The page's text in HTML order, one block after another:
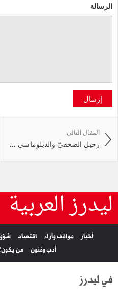
الرسالة
إرسال
المقال التالي
رحيل الصحفيّ والدبلوماسي ...
ليدرز العربية
أخبار مواقف وآراء اقتصاد
أدب وفنون
من
في ليدرز